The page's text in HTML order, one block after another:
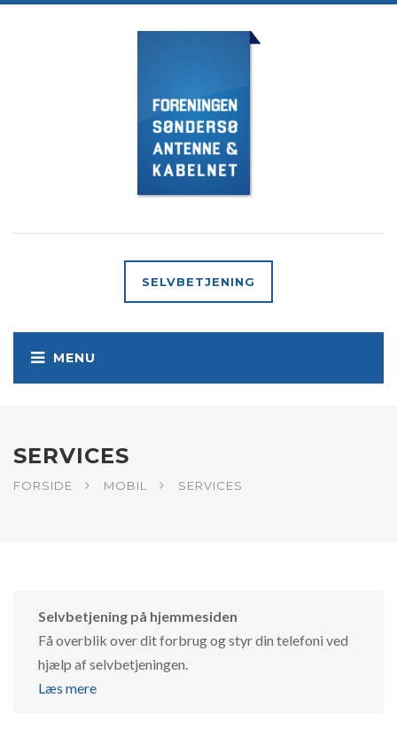
SELVBETJENING
SERVICES
FORSIDE MOBIL SERVICES
Selvbetjening på hjemmesiden
Få overblik over dit forbrug og styr din telefoni ved
hjælp af selvbetjeningen.
Læs mere